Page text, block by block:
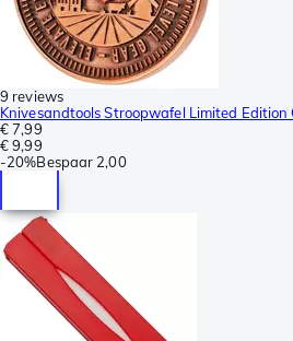
9 reviews
Knivesandtools Stroopwafel Limited Edition
€ 7,99
€ 9,99
-20%Bespaar 2,00